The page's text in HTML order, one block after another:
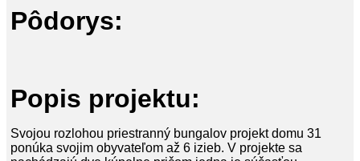
Pôdorys:
Popis projektu:
Svojou rozlohou priestranný bungalov projekt domu 31
ponúka svojim obyvateľom až 6 izieb. V projekte sa